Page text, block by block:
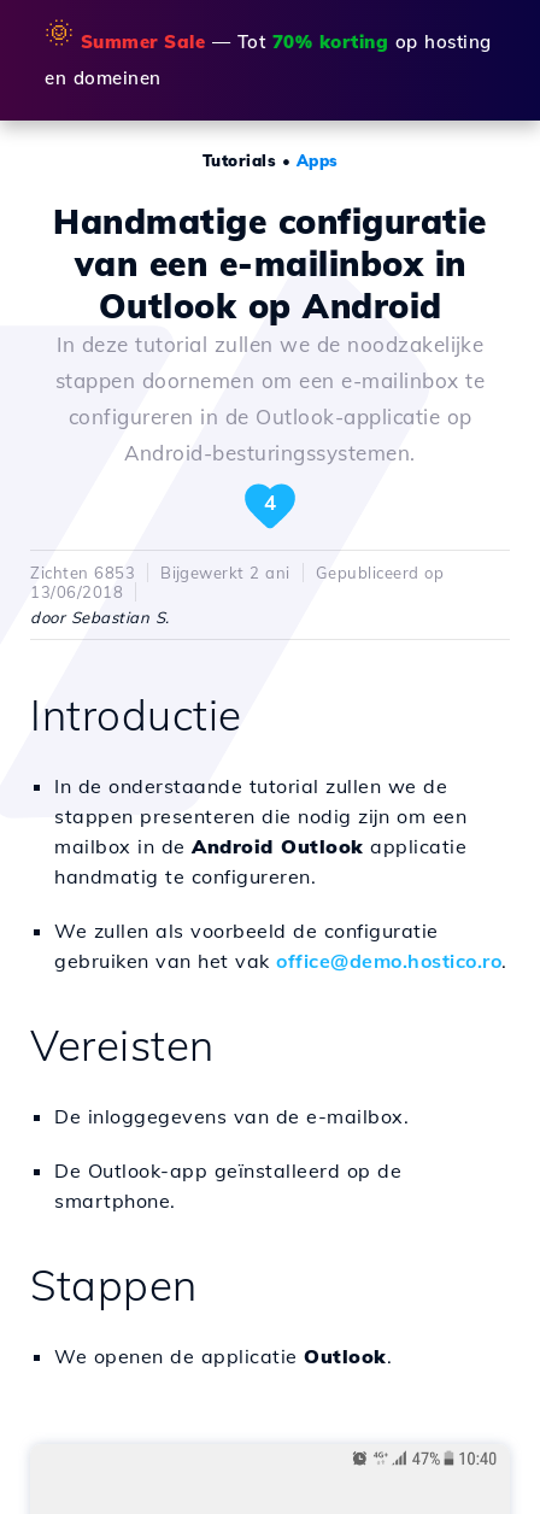
🌞 Summer Sale — Tot 70% korting op hosting
en domeinen
Tutorials • Apps
Handmatige configuratie
van een e-mailinbox in
Outlook op Android
In deze tutorial zullen we de noodzakelijke
stappen doornemen om een e-mailinbox te
configureren in de Outlook-applicatie op
Android-besturingssystemen.
4
Zichten 6853 Bijgewerkt 2 ani
Gepubliceerd op
13/06/2018
door Sebastian S.
Introductie
In de onderstaande tutorial zullen we de
stappen presenteren die nodig zijn om een
mailbox in deAndroid Outlook applicatie
handmatig te configureren.
We zullen als voorbeeld de configuratie
gebruiken van het vak office@demo.hostico.ro.
Vereisten
De inloggegevens van de e-mailbox.
De Outlook-app geïnstalleerd op de
smartphone.
Stappen
We openen de applicatie Outlook.